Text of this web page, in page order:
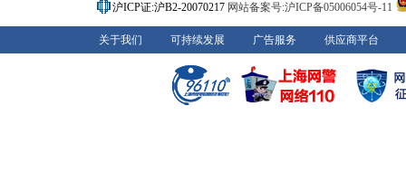
沪ICP证:沪B2-20070217 网站备案号:沪ICP备05006054号-11
关于我们 可持续发展 广告服务 供应商平台